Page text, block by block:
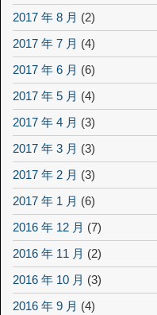
2017 年 8 月 (2)
2017 年 7 月 (4)
2017 年 6 月 (6)
2017 年 5 月 (4)
2017 年 4 月 (3)
2017 年 3 月 (3)
2017 年 2 月 (3)
2017 年 1 月 (6)
2016 年 12 月 (7)
2016 年 11 月 (2)
2016 年 10 月 (3)
2016 年 9 月 (4)